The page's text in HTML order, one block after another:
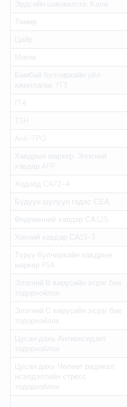
Эрдсийн шинжилгээ: Кали
Төмөр
Цайр
Магни
Бамбай булчирхайн үйл
ажиллагаа: fT3
fT4
TSH
Anti-TPO
Хавдрын маркер: Элэгний
хавдар AFP
Ходоод CA72-4
Бүдүүн шулуун гэдэс СЕА
Өндгөвчний хавдар СА125
Хөхний хавдар СА15-3
Түрүү булчирхайн хавдрын
маркер PSA
Элэгний В вирусийн эсрэг бие
тодорхойлох
Элэгний С вирусийн эсрэг бие
тодорхойлох
Цусан дахь Антиоксидант
тодорхойлох
Цусан дахь Чөлөөт радикал,
исэлдэлтийн стресс
тодорхойлох